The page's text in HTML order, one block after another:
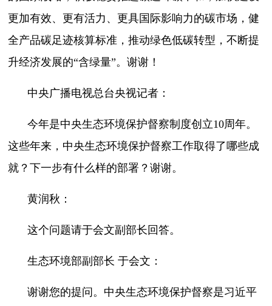
更加有效、更有活力、更具国际影响力的碳市场，健
全产品碳足迹核算标准，推动绿色低碳转型，不断提
升经济发展的“含绿量”。谢谢！
中央广播电视总台央视记者：
今年是中央生态环境保护督察制度创立10周年。
这些年来，中央生态环境保护督察工作取得了哪些成
就？下一步有什么样的部署？谢谢。
黄润秋：
这个问题请于会文副部长回答。
生态环境部副部长 于会文：
谢谢您的提问。中央生态环境保护督察是习近平